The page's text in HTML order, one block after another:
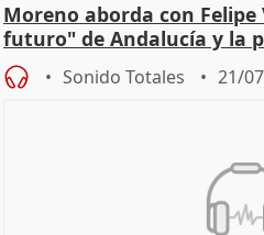
Moreno aborda con
futuro" de Andalucía y la
incendios
Sonido Totales 21/